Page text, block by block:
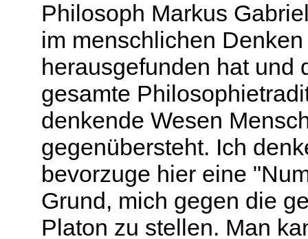
Philosoph Markus
im menschlichen
herausgefunden hat und
gesamte
denkende Wesen
gegenübersteht. Ich
bevorzuge hier eine
Grund, mich gegen die
Platon zu stellen. Man